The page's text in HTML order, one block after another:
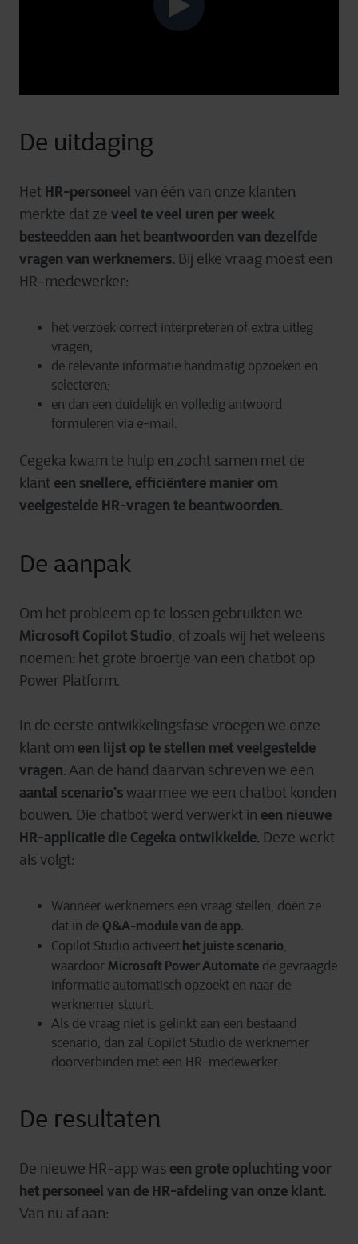
De uitdaging
Het HR-personeel van één van onze klanten
merkte dat ze veel te veel uren per week
besteedden aan het beantwoorden van dezelfde
vragen van werknemers. Bij elke vraag moest een
HR-medewerker:
het verzoek correct interpreteren of extra uitleg
vragen;
de relevante informatie handmatig opzoeken en
selecteren;
en dan een duidelijk en volledig antwoord
formuleren via e-mail.
Cegeka kwam te hulp en zocht samen met de
klant een snellere, efficiëntere manier om
veelgestelde HR-vragen te beantwoorden.
De aanpak
Om het probleem op te lossen gebruikten we
Microsoft Copilot Studio, of zoals wij het weleens
noemen: het grote broertje van een chatbot op
Power Platform.
In de eerste ontwikkelingsfase vroegen we onze
klant om een lijst op te stellen met veelgestelde
vragen. Aan de hand daarvan schreven we een
aantal scenario’s waarmee we een chatbot konden
bouwen. Die chatbot werd verwerkt in een nieuwe
HR-applicatie die Cegeka ontwikkelde. Deze werkt
als volgt:
Wanneer werknemers een vraag stellen, doen ze
dat in de Q&A-module van de app.
Copilot Studio activeert het juiste scenario,
waardoor Microsoft Power Automate de gevraagde
informatie automatisch opzoekt en naar de
werknemer stuurt.
Als de vraag niet is gelinkt aan een bestaand
scenario, dan zal Copilot Studio de werknemer
doorverbinden met een HR-medewerker.
De resultaten
De nieuwe HR-app was een grote opluchting voor
het personeel van de HR-afdeling van onze klant.
Van nu af aan: